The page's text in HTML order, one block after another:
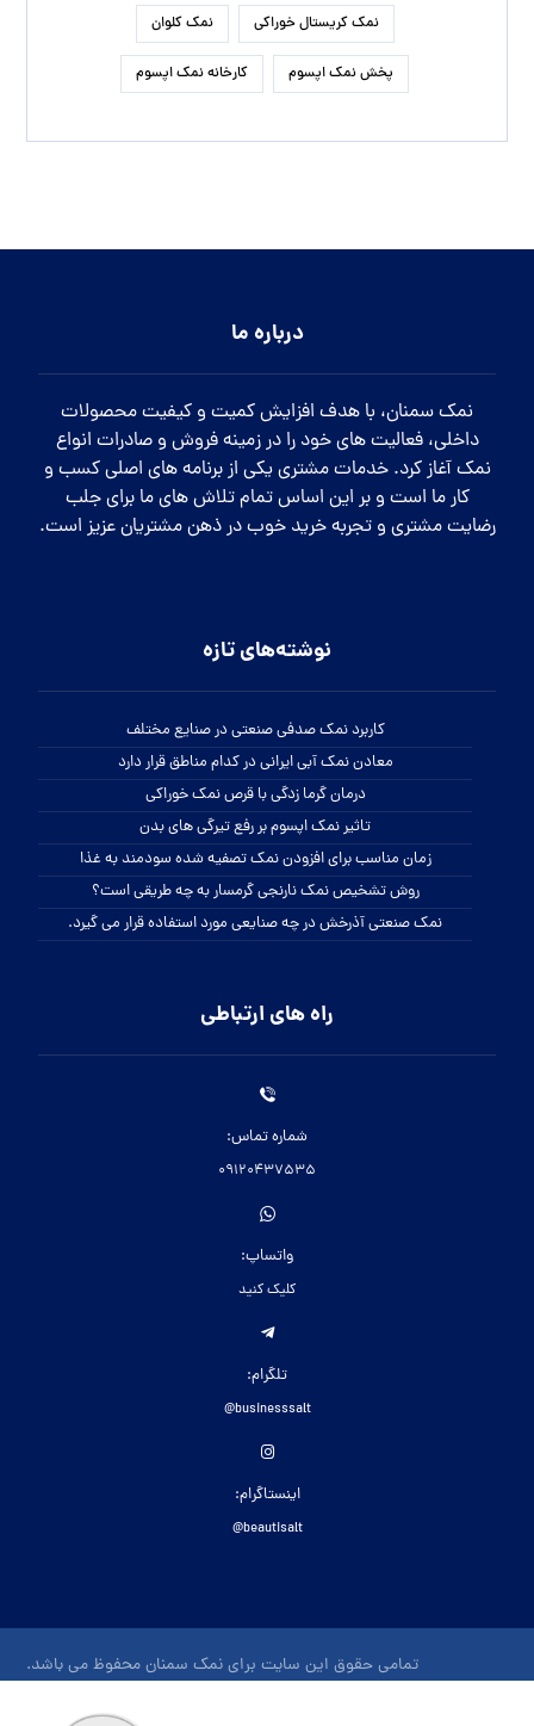
نمک کریستال خوراکی نمک کلوان
پخش نمک اپسوم کارخانه نمک اپسوم
درباره ما
نمک سمنان، با هدف افزایش کمیت و کیفیت محصولات
داخلی، فعالیت های خود را در زمینه فروش و صادرات انواع
نمک آغاز کرد. خدمات مشتری یکی از برنامه های اصلی کسب و
کار ما است و بر این اساس تمام تلاش های ما برای جلب
رضایت مشتری و تجربه خرید خوب در ذهن مشتریان عزیز است.
نوشته‌های تازه
کاربرد نمک صدفی صنعتی در صنایع مختلف
معادن نمک آبی ایرانی در کدام مناطق قرار دارد
درمان گرما زدگی با قرص نمک خوراکی
تاثیر نمک اپسوم بر رفع تیرگی های بدن
زمان مناسب برای افزودن نمک تصفیه شده سودمند به غذا
روش تشخیص نمک نارنجی گرمسار به چه طریقی است؟
نمک صنعتی آذرخش در چه صنایعی مورد استفاده قرار می گیرد.
راه های ارتباطی
شماره تماس:
09120437535
واتساپ:
کلیک کنید
تلگرام:
businesssalt@
اینستاگرام:
beautisalt@
تمامی حقوق این سایت برای نمک سمنان محفوظ می باشد.